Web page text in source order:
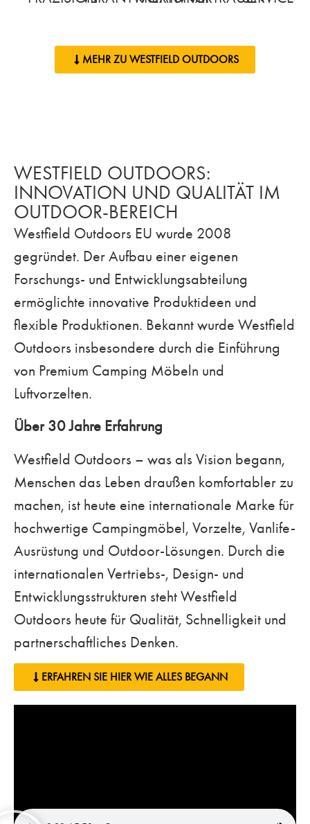
MEHR ZU WESTFIELD OUTDOORS
WESTFIELD OUTDOORS:
INNOVATION UND QUALITÄT IM
OUTDOOR-BEREICH
Westfield Outdoors EU wurde 2008
gegründet. Der Aufbau einer eigenen
Forschungs- und Entwicklungsabteilung
ermöglichte innovative Produktideen und
flexible Produktionen. Bekannt wurde Westfield
Outdoors insbesondere durch die Einführung
von Premium Camping Möbeln und
Luftvorzelten.
Über 30 Jahre Erfahrung
Westfield Outdoors – was als Vision begann,
Menschen das Leben draußen komfortabler zu
machen, ist heute eine internationale Marke für
hochwertige Campingmöbel, Vorzelte, Vanlife-
Ausrüstung und Outdoor-Lösungen. Durch die
internationalen Vertriebs-, Design- und
Entwicklungsstrukturen steht Westfield
Outdoors heute für Qualität, Schnelligkeit und
partnerschaftliches Denken.
ERFAHREN SIE HIER WIE ALLES BEGANN